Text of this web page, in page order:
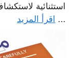
استثنائية
... اقرأ المزيد